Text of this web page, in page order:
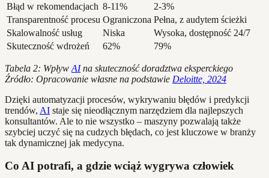
Błąd w rekomendacjach 8-11%
2-3%
Transparentność procesu Ograniczona Pełna, z audytem ścieżki
Skalowalność usług
Niska
Wysoka, dostępność 24/7
Skuteczność wdrożeń
62% 79%
Tabela 2: Wpływ AIna skuteczność doradztwa eksperckiego
Źródło: Opracowanie własne na podstawie Deloitte, 2024
Dzięki automatyzacji procesów, wykrywaniu błędów i predykcji
trendów, AI staje się nieodłącznym narzędziem dla najlepszych
konsultantów. Ale to nie wszystko – maszyny pozwalają także
szybciej uczyć się na cudzych błędach, co jest kluczowe w branży
tak dynamicznej jak medycyna.
Co AI potrafi, a gdzie wciąż wygrywa człowiek